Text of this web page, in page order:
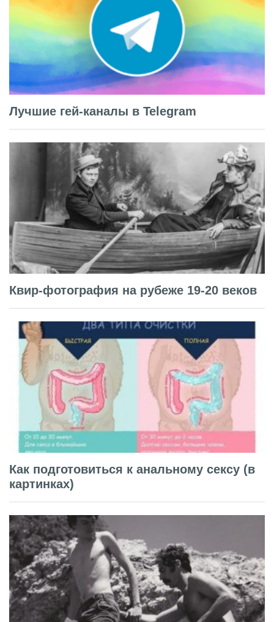
Лучшие гей-каналы в Telegram
Квир-фотография на рубеже 19-20 веков
Как подготовиться к анальному сексу (в
картинках)